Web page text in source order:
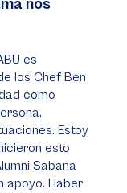
nos
es
los Chef Ben
como
Estoy
esto
Sabana
apoyo. Haber